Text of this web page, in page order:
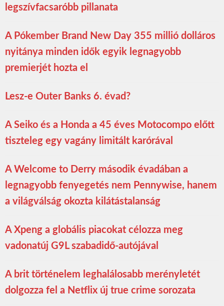
legszívfacsaróbb pillanata
A Pókember Brand New Day 355 millió dolláros
nyitánya minden idők egyik legnagyobb
premierjét hozta el
Lesz-e Outer Banks 6. évad?
A Seiko és a Honda a 45 éves Motocompo előtt
tiszteleg egy vagány limitált karórával
A Welcome to Derry második évadában a
legnagyobb fenyegetés nem Pennywise, hanem
a világválság okozta kilátástalanság
A Xpeng a globális piacokat célozza meg
vadonatúj G9L szabadidő-autójával
A brit történelem leghalálosabb merényletét
dolgozza fel a Netflix új true crime sorozata